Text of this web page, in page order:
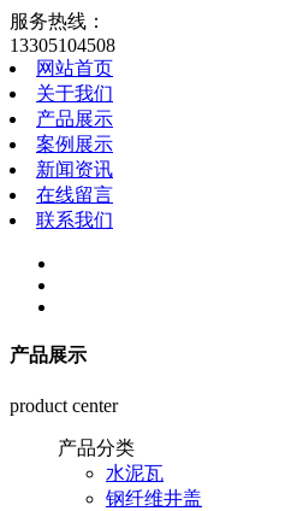
服务热线：
13305104508
网站首页
关于我们
产品展示
案例展示
新闻资讯
在线留言
联系我们
产品展示
product center
产品分类
水泥瓦
钢纤维井盖